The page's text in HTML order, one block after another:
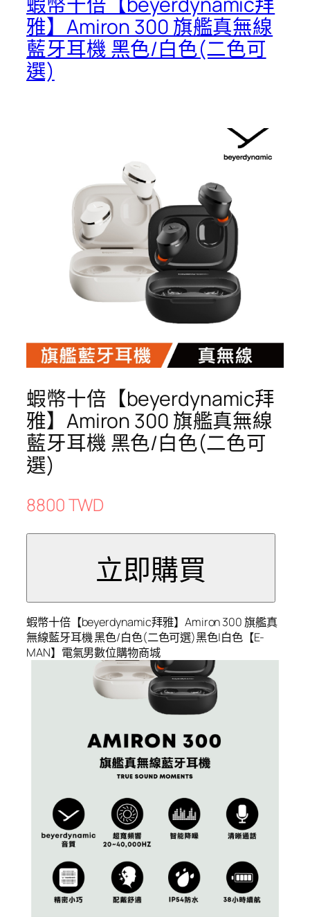
雅】Amiron 300 旗艦真無線
藍牙耳機 黑色/白色(二色可
選)
蝦幣十倍【beyerdynamic拜
雅】Amiron 300 旗艦真無線
藍牙耳機 黑色/白色(二色可
選)
8800 TWD
蝦幣十倍【beyerdynamic拜雅】Amiron 300 旗艦真
無線藍牙耳機 黑色/白色(二色可選)黑色|白色【E-
MAN】電氣男數位購物商城